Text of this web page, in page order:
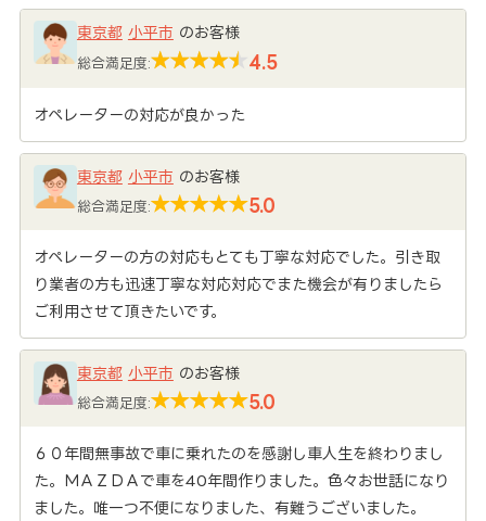
東京都 小平市 のお客様
総合満足度: 4.5
オペレーターの対応が良かった
東京都 小平市 のお客様
総合満足度: 5.0
オペレーターの方の対応もとても丁寧な対応でした。引き取
り業者の方も迅速丁寧な対応対応でまた機会が有りましたら
ご利用させて頂きたいです。
東京都 小平市 のお客様
総合満足度: 5.0
６０年間無事故で車に乗れたのを感謝し車人生を終わりまし
た。ＭＡＺＤＡで車を40年間作りました。色々お世話になり
ました。唯一つ不便になりました、有難うございました。